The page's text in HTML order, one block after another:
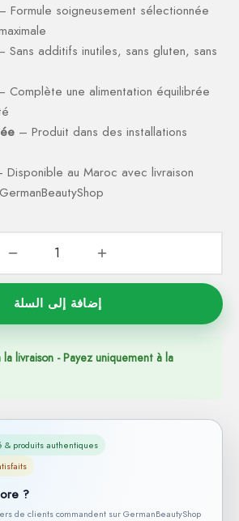
Formule soigneusement sélectionnée
Sans additifs inutiles, sans gluten, sans
Complète une alimentation équilibrée
– Produit dans des installations
Disponible au Maroc avec livraison
إضافة إلى السلة
livraison - Payez uniquement à la
& produits authentiques
?
de clients commandent sur GermanBeautyShop